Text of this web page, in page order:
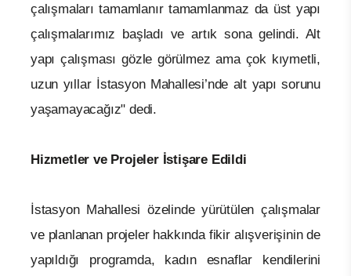
çalışmaları tamamlanır tamamlanmaz da üst yapı
çalışmalarımız başladı ve artık sona gelindi. Alt
yapı çalışması gözle görülmez ama çok kıymetli,
uzun yıllar İstasyon Mahallesi’nde alt yapı sorunu
yaşamayacağız" dedi.
Hizmetler ve Projeler İstişare Edildi
İstasyon Mahallesi özelinde yürütülen çalışmalar
ve planlanan projeler hakkında fikir alışverişinin de
yapıldığı programda, kadın esnaflar kendilerini